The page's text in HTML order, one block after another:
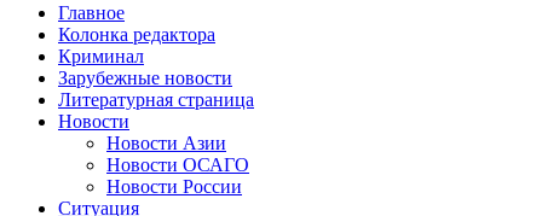
Главное
Колонка редактора
Криминал
Зарубежные новости
Литературная страница
Новости
Новости Азии
Новости ОСАГО
Новости России
Ситуация